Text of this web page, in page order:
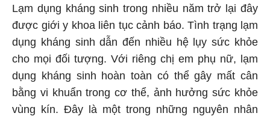
Lạm dụng kháng sinh trong nhiều năm trở lại đây
được giới y khoa liên tục cảnh báo. Tình trạng lạm
dụng kháng sinh dẫn đến nhiều hệ lụy sức khỏe
cho mọi đối tượng. Với riêng chị em phụ nữ, lạm
dụng kháng sinh hoàn toàn có thể gây mất cân
bằng vi khuẩn trong cơ thể, ảnh hưởng sức khỏe
vùng kín. Đây là một trong những nguyên nhân